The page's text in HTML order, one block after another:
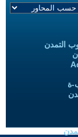
التمدن
ة